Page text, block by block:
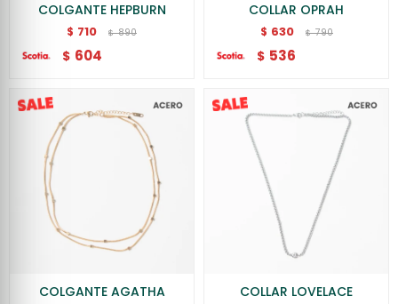
COLGANTE HEPBURN
$ 710 $ 890
$ 604
COLLAR OPRAH
$ 630 $ 790
$ 536
COLGANTE AGATHA COLLAR LOVELACE